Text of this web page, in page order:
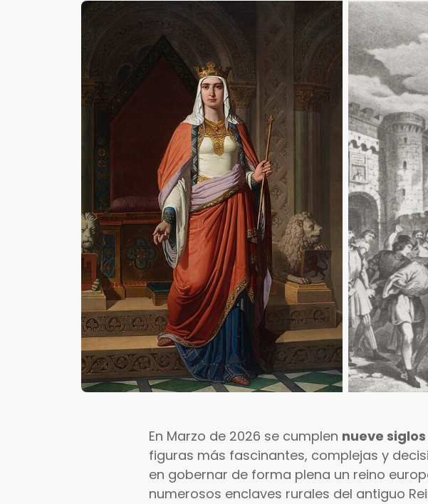
En Marzo de 2026 se cumplen nueve
figuras más fascinantes, complejas y
en gobernar de forma plena un reino
numerosos enclaves rurales del antiguo